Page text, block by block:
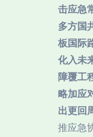
击应急
多方国
板国际
化入未
障覆工
略加应
出更回
推应急